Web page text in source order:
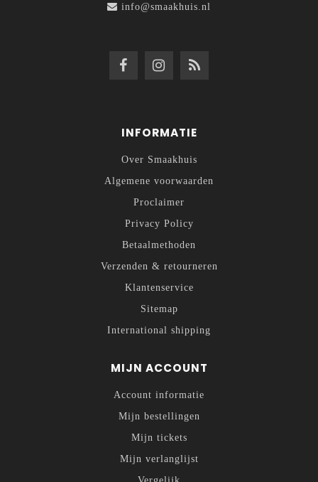
info@smaakhuis.nl
INFORMATIE
Over Smaakhuis
Algemene voorwaarden
Proclaimer
Privacy Policy
Betaalmethoden
Verzenden & retourneren
Klantenservice
Sitemap
International shipping
MIJN ACCOUNT
Account informatie
Mijn bestellingen
Mijn tickets
Mijn verlanglijst